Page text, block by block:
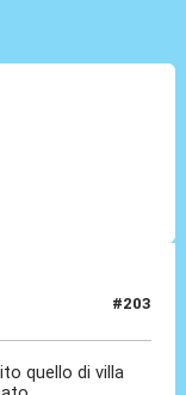
#203
quello di villa